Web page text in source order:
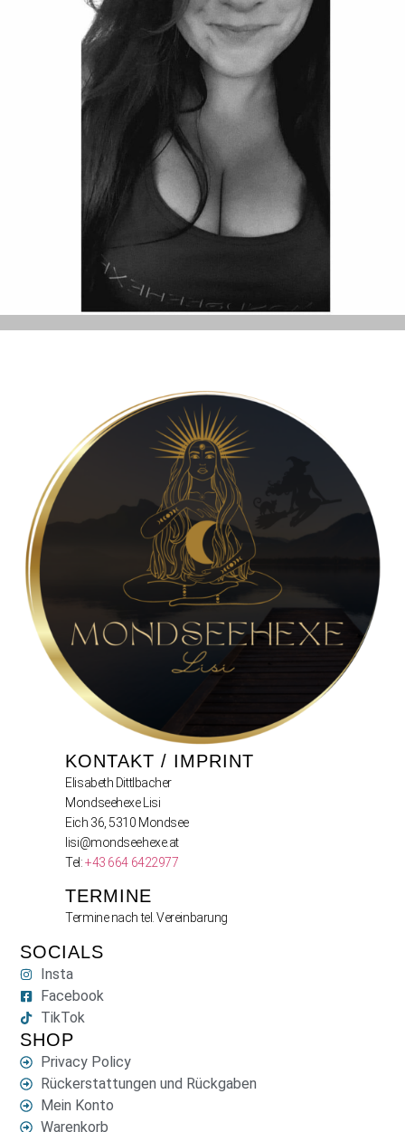
KONTAKT / IMPRINT
Elisabeth Dittlbacher
Mondseehexe Lisi
Eich 36, 5310 Mondsee
lisi@mondseehexe.at
Tel:+43 664 6422977
TERMINE
Termine nach tel. Vereinbarung
SOCIALS
Insta
Facebook
TikTok
SHOP
Privacy Policy
Rückerstattungen und Rückgaben
Mein Konto
Warenkorb